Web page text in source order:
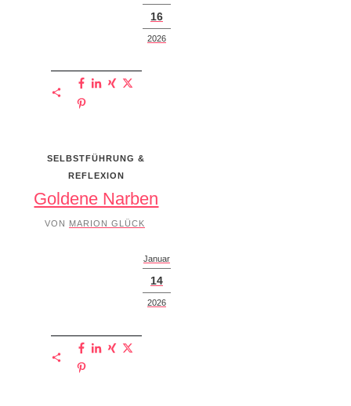
16
2026
SELBSTFÜHRUNG &
REFLEXION
Goldene Narben
VON MARION GLÜCK
Januar
14
2026